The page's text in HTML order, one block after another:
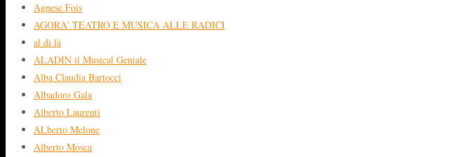
Agnese Fois
AGORA' TEATRO E MUSICA ALLE RADICI
al di là
ALADIN il Musical Geniale
Alba Claudia Bartocci
Albadoro Gala
Alberto Laurenti
ALberto Melone
Alberto Mosca